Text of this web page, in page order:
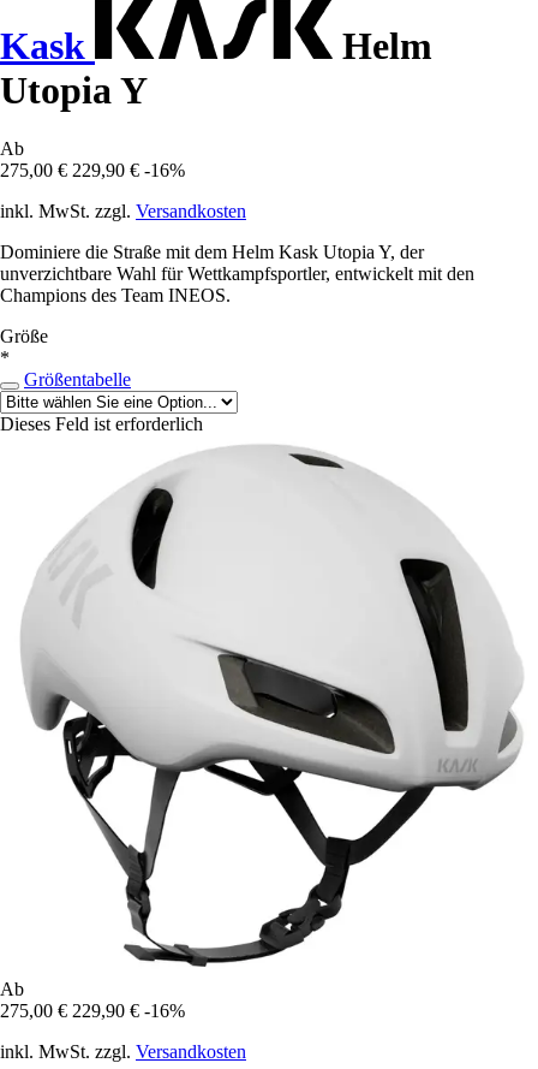
Kask
Helm
Utopia Y
Ab
275,00 € 229,90 € -16%
inkl. MwSt. zzgl. Versandkosten
Dominiere die Straße mit dem Helm Kask Utopia Y, der
unverzichtbare Wahl für Wettkampfsportler, entwickelt mit den
Champions des Team INEOS.
Größe
*
Größentabelle
Dieses Feld ist erforderlich
Ab
275,00 € 229,90 € -16%
inkl. MwSt. zzgl. Versandkosten